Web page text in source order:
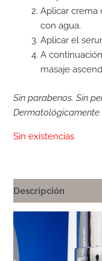
Aplicar crema
con agua.
Aplicar el
A
masaje
Sin parabenos. Sin
Dermatológicamente
Sin existencias
Descripción